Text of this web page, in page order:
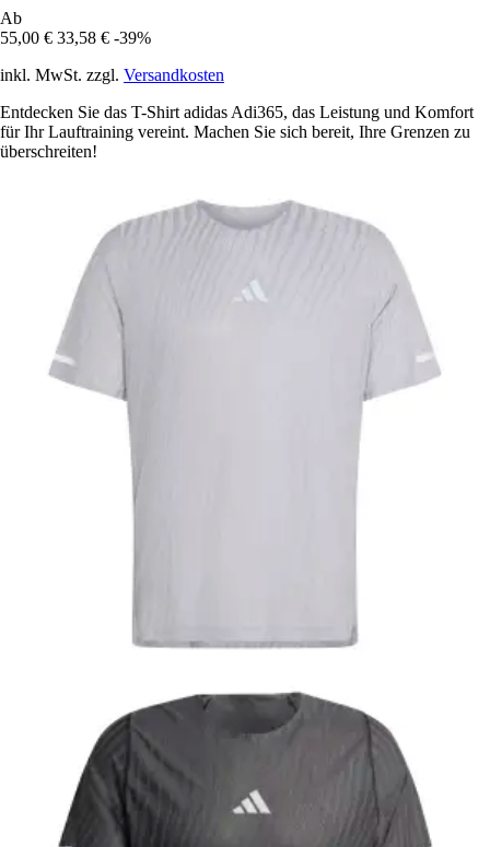
Ab
55,00 € 33,58 € -39%
inkl. MwSt. zzgl. Versandkosten
Entdecken Sie das T-Shirt adidas Adi365, das Leistung und Komfort
für Ihr Lauftraining vereint. Machen Sie sich bereit, Ihre Grenzen zu
überschreiten!